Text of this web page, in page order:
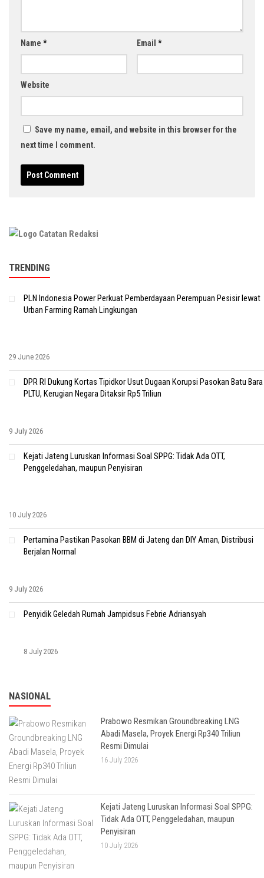
Name * Email *
Website
Save my name, email, and website in this browser for the
next time I comment.
TRENDING
PLN Indonesia Power Perkuat Pemberdayaan Perempuan Pesisir lewat
Urban Farming Ramah Lingkungan
29 June 2026
DPR RI Dukung Kortas Tipidkor Usut Dugaan Korupsi Pasokan Batu Bara
PLTU, Kerugian Negara Ditaksir Rp5 Triliun
9 July 2026
Kejati Jateng Luruskan Informasi Soal SPPG: Tidak Ada OTT,
Penggeledahan, maupun Penyisiran
10 July 2026
Pertamina Pastikan Pasokan BBM di Jateng dan DIY Aman, Distribusi
Berjalan Normal
9 July 2026
Penyidik Geledah Rumah Jampidsus Febrie Adriansyah
8 July 2026
NASIONAL
Prabowo Resmikan Groundbreaking LNG
Abadi Masela, Proyek Energi Rp340 Triliun
Resmi Dimulai
16 July 2026
Kejati Jateng Luruskan Informasi Soal SPPG:
Tidak Ada OTT, Penggeledahan, maupun
Penyisiran
10 July 2026